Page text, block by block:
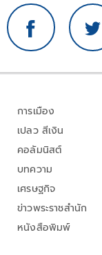
การเมือง
เปลว สีเงิน
คอลัมนิสต์
บทความ
เศรษฐกิจ
ข่าวพระราชสำนัก
หนังสือพิมพ์